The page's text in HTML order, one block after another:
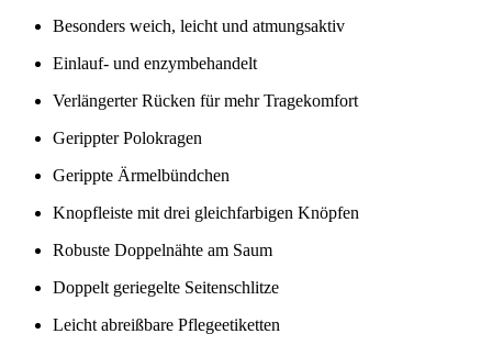
Besonders weich, leicht und atmungsaktiv
Einlauf- und enzymbehandelt
Verlängerter Rücken für mehr Tragekomfort
Gerippter Polokragen
Gerippte Ärmelbündchen
Knopfleiste mit drei gleichfarbigen Knöpfen
Robuste Doppelnähte am Saum
Doppelt geriegelte Seitenschlitze
Leicht abreißbare Pflegeetiketten